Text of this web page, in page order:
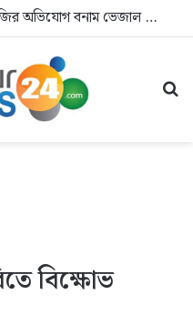
মিল্ক ভিটা ঘিরে উত্তেজনা: চাঁদাবাজির অভিযোগ বনাম ভেজাল দুধের জিডি
বিক্ষোভ